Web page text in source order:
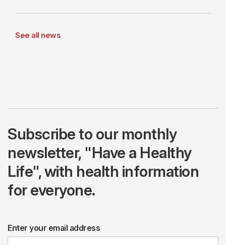
See all news
Subscribe to our monthly
newsletter, "Have a Healthy
Life", with health information
for everyone.
Enter your email address